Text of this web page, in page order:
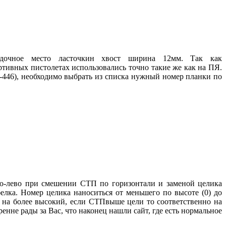
место ласточкин хвост ширина 12мм. Так как
пистолетах использовались точно такие же какнаПЯ.
), необходимо выбрать из списка нужный номер планки по
лево при смешении СТП по горизонтали и заменой целика
Номер целика наноситься от меньшего по высоте (0) до
более высокий, если СТПвыше цели тосоответственно на
рады за Вас, что наконец нашли сайт, где есть нормальное